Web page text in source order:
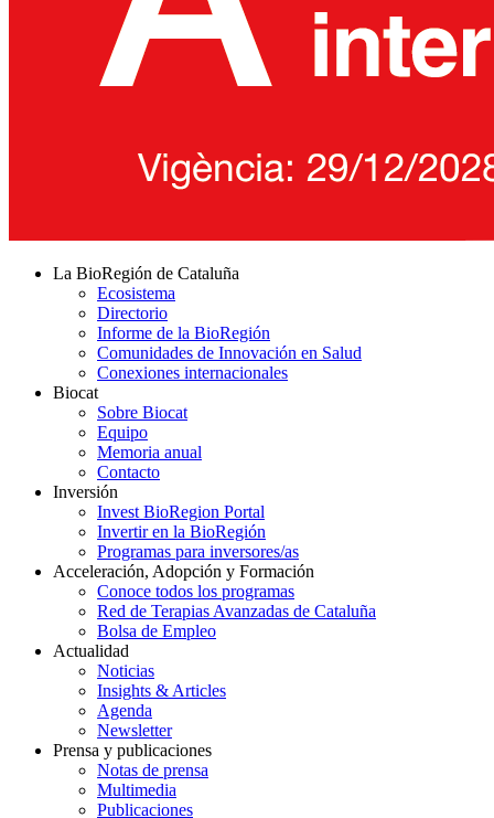
La BioRegión de Cataluña
Ecosistema
Directorio
Informe de la BioRegión
Comunidades de Innovación en Salud
Conexiones internacionales
Biocat
Sobre Biocat
Equipo
Memoria anual
Contacto
Inversión
Invest BioRegion Portal
Invertir en la BioRegión
Programas para inversores/as
Acceleración, Adopción y Formación
Conoce todos los programas
Red de Terapias Avanzadas de Cataluña
Bolsa de Empleo
Actualidad
Noticias
Insights & Articles
Agenda
Newsletter
Prensa y publicaciones
Notas de prensa
Multimedia
Publicaciones